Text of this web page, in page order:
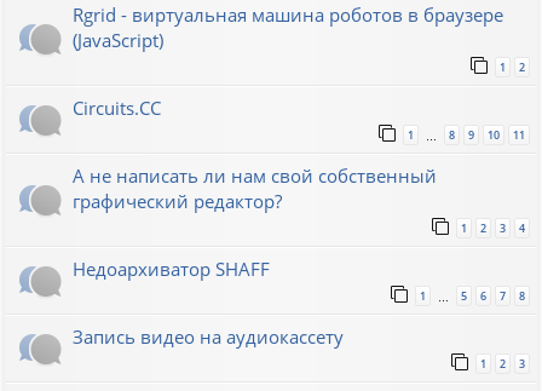
Rgrid - виртуальная машина роботов в браузере
(JavaScript)
1 2
Circuits.CC
1 8 9 10 11
А не написать ли нам свой собственный
графический редактор?
1 2 3 4
Недоархиватор SHAFF
1 5 6 7 8
Запись видео на аудиокассету
1 2 3